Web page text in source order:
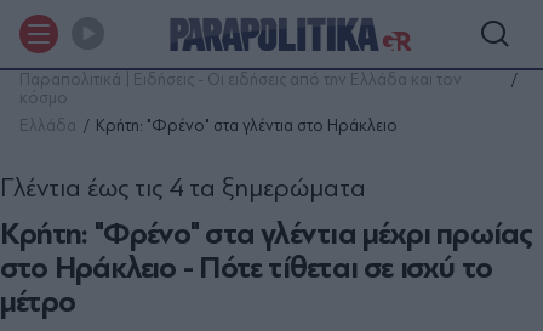
Παραπολιτικά | Ειδήσεις - Οι ειδήσεις από την Ελλάδα και τον
κόσμο
Ελλάδα
Κρήτη: "Φρένο" στα γλέντια στο Ηράκλειο
Κρήτη: "Φρένο" στα γλέντια μέχρι πρωίας
στο Ηράκλειο - Πότε τίθεται σε ισχύ το
μέτρο
Γλέντια έως τις 4 τα ξημερώματα